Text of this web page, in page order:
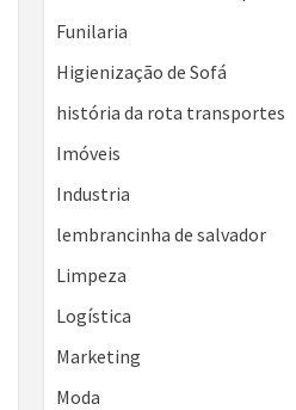
Funilaria
Higienização de Sofá
história da rota transportes
Imóveis
Industria
lembrancinha de salvador
Limpeza
Logística
Marketing
Moda